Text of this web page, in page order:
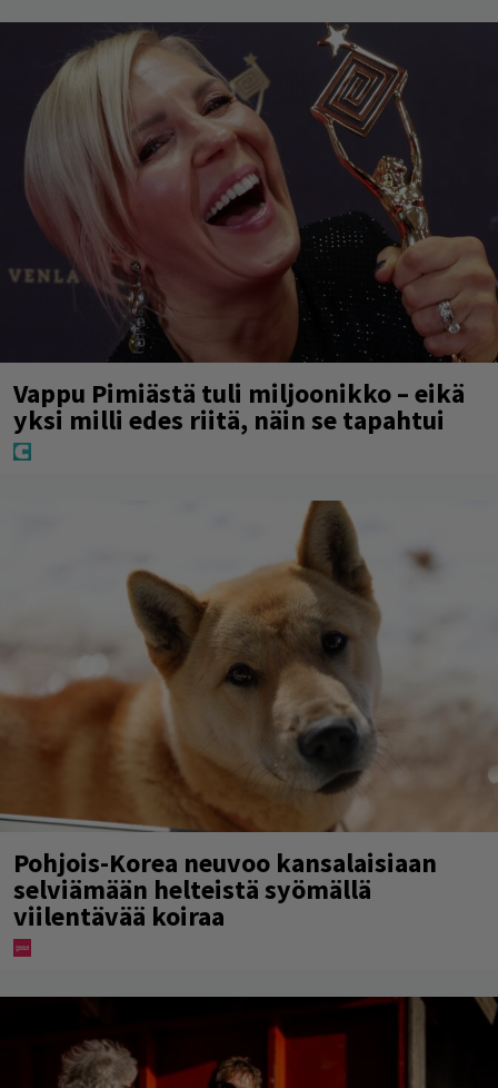
Vappu Pimiästä tuli miljoonikko – eikä
yksi milli edes riitä, näin se tapahtui
Pohjois-Korea neuvoo kansalaisiaan
selviämään helteistä syömällä
viilentävää koiraa